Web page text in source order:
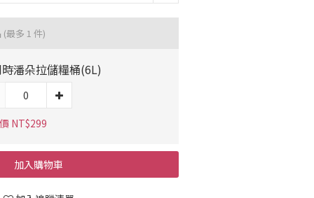
(最多 1 件)
潘朵拉儲糧桶(6L)
NT$299
加入購物車